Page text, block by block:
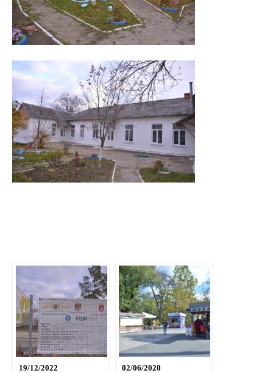
19/12/2022 02/06/2020